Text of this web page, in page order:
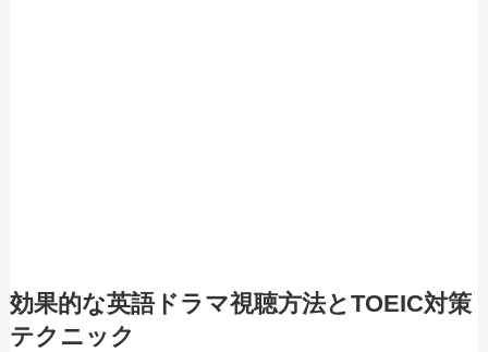
効果的な英語ドラマ視聴方法とTOEIC対策
テクニック